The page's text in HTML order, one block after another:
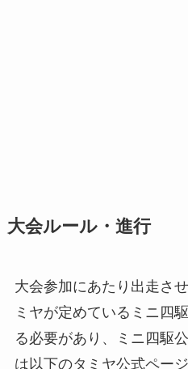
大会ルール・進行
大会参加にあたり出走さ
ミヤが定めているミニ四
る必要があり、ミニ四駆
は以下のタミヤ公式ペー